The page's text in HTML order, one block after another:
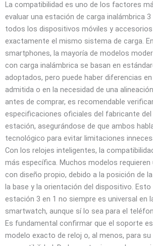
La compatibilidad es uno de los factores
evaluar una estación de carga inalámbrica 3
todos los dispositivos móviles y
exactamente el mismo sistema de carga.
smartphones, la mayoría de modelos
con carga inalámbrica se basan en
adoptados, pero puede haber diferencias
admitida o en la necesidad de una
antes de comprar, es recomendable
especificaciones oficiales del fabricante
estación, asegurándose de que ambos
tecnológico para evitar limitaciones
Con los relojes inteligentes, la
más específica. Muchos modelos requieren
con diseño propio, debido a la posición de
la base y la orientación del dispositivo.
estación 3 en 1 no siempre es universal en
smartwatch, aunque sí lo sea para el
Es fundamental confirmar que el soporte
modelo exacto de reloj o, al menos, para su